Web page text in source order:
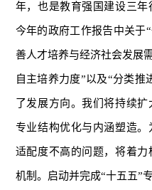
年，也是教育强国建设三年
今年的政府工作报告中关于
善人才培养与经济社会发展
自主培养力度”以及“分类推
了发展方向。我们将持续
专业结构优化与内涵塑造
适配度不高的问题，将着
机制。启动并完成“十五五”